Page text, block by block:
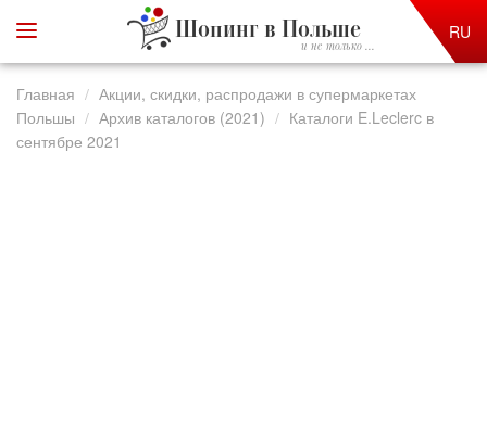
Шопинг в Польше
и не только ...
RU
Главная
Акции, скидки, распродажи в супермаркетах
Польшы
Архив каталогов (2021)
Каталоги E.Leclerc в
сентябре 2021